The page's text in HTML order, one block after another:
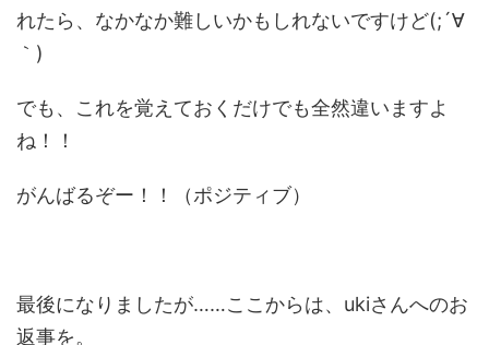
れたら、なかなか難しいかもしれないですけど(;´∀
｀)
でも、これを覚えておくだけでも全然違いますよ
ね！！
がんばるぞー！！（ポジティブ）
最後になりましたが……ここからは、ukiさんへのお
返事を。